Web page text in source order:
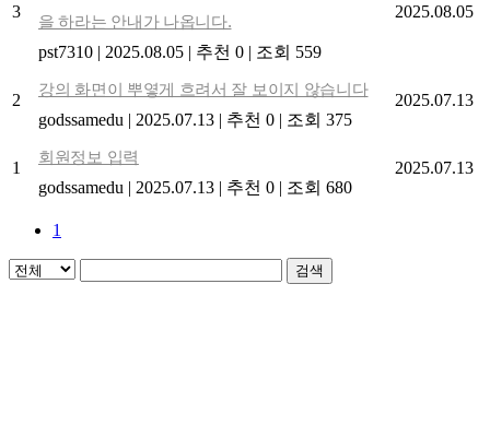
3
을 하라는 안내가 나옵니다.
pst7310 | 2025.08.05 | 추천 0 | 조회 559
2025.08.05
2
강의 화면이 뿌옇게 흐려서 잘 보이지 않습니다
godssamedu | 2025.07.13 | 추천 0 | 조회 375
2025.07.13
1
회원정보 입력
godssamedu | 2025.07.13 | 추천 0 | 조회 680
2025.07.13
1
검색